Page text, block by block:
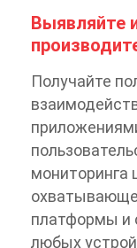
Выявляйте
Получайте
мониторинга
платформы и
любых